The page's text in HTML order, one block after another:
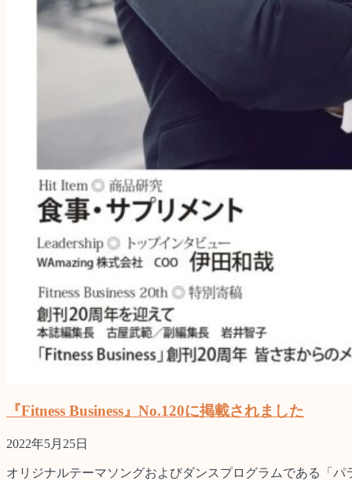
『Fitness Business』No.120に掲載されました
2022年5月25日
オリジナルテーマソングおよびダンスプログラムである「